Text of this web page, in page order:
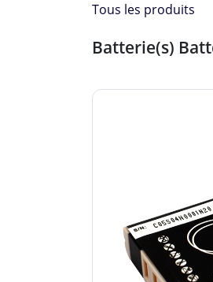
Tous les produits
Batterie(s)